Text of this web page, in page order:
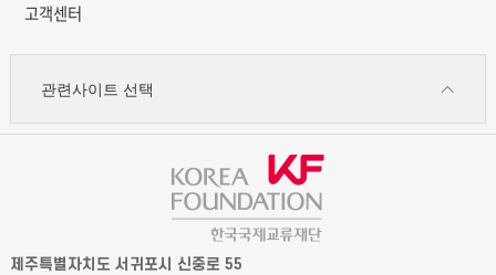
고객센터
관련사이트 선택
제주특별자치도 서귀포시 신중로 55